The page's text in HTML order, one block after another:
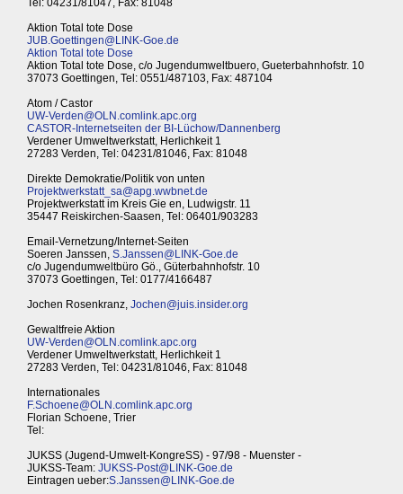
Tel: 04231/81047, Fax: 81048
Aktion Total tote Dose
JUB.Goettingen@LINK-Goe.de
Aktion Total tote Dose
Aktion Total tote Dose, c/o Jugendumweltbuero, Gueterbahnhofstr. 10
37073 Goettingen, Tel: 0551/487103, Fax: 487104
Atom / Castor
UW-Verden@OLN.comlink.apc.org
CASTOR-Internetseiten der BI-Lüchow/Dannenberg
Verdener Umweltwerkstatt, Herlichkeit 1
27283 Verden, Tel: 04231/81046, Fax: 81048
Direkte Demokratie/Politik von unten
Projektwerkstatt_sa@apg.wwbnet.de
Projektwerkstatt im Kreis Gie en, Ludwigstr. 11
35447 Reiskirchen-Saasen, Tel: 06401/903283
Email-Vernetzung/Internet-Seiten
Soeren Janssen, S.Janssen@LINK-Goe.de
c/o Jugendumweltbüro Gö., Güterbahnhofstr. 10
37073 Goettingen, Tel: 0177/4166487
Jochen Rosenkranz, Jochen@juis.insider.org
Gewaltfreie Aktion
UW-Verden@OLN.comlink.apc.org
Verdener Umweltwerkstatt, Herlichkeit 1
27283 Verden, Tel: 04231/81046, Fax: 81048
Internationales
F.Schoene@OLN.comlink.apc.org
Florian Schoene, Trier
Tel:
JUKSS (Jugend-Umwelt-KongreSS) - 97/98 - Muenster -
JUKSS-Team: JUKSS-Post@LINK-Goe.de
Eintragen ueber:S.Janssen@LINK-Goe.de